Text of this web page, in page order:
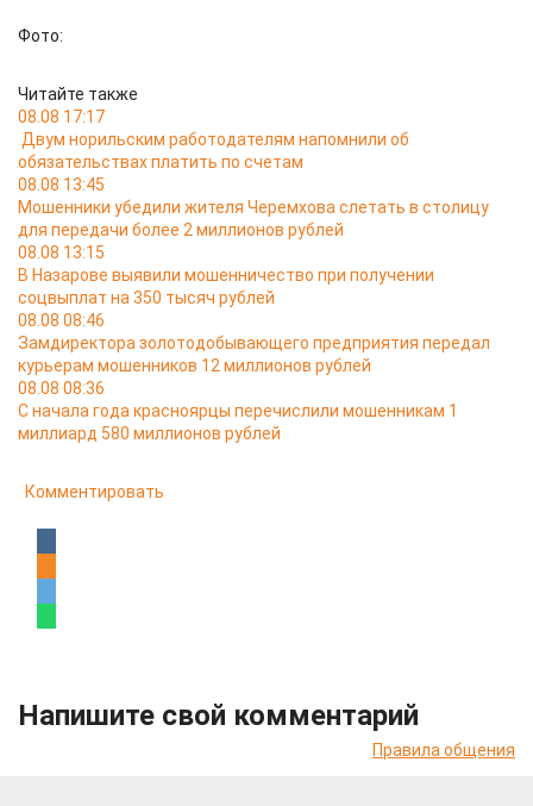
Фото:
Читайте также
08.08 17:17
Двум норильским работодателям напомнили об
обязательствах платить по счетам
08.08 13:45
Мошенники убедили жителя Черемхова слетать в столицу
для передачи более 2 миллионов рублей
08.08 13:15
В Назарове выявили мошенничество при получении
соцвыплат на 350 тысяч рублей
08.08 08:46
Замдиректора золотодобывающего предприятия передал
курьерам мошенников 12 миллионов рублей
08.08 08:36
С начала года красноярцы перечислили мошенникам 1
миллиард 580 миллионов рублей
Комментировать
Напишите свой комментарий
Правила общения